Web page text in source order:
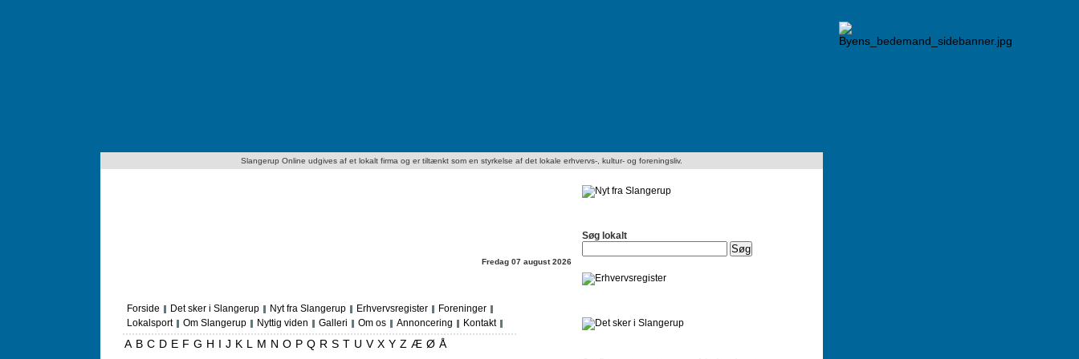
Slangerup Online udgives af et lokalt firma og er tiltænkt som en styrkelse af det lokale erhvervs-, kultur- og foreningsliv.
Forside Det sker i Slangerup Nyt fra Slangerup Erhvervsregister
Foreninger
Lokalsport
Om Slangerup Nyttig viden Galleri Om os Annoncering Kontakt
Fredag 07 august 2026
A B C D E F G H I J K L M N O P Q R S T U V X Y Z Æ Ø Å
Søg lokalt